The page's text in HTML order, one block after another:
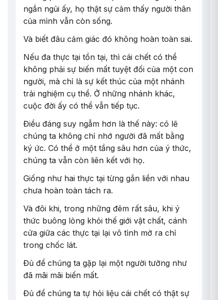
ngắn ngủi ấy, họ thật sự cảm thấy người thân
của mình vẫn còn sống.
Và biết đâu cảm giác đó không hoàn toàn sai.
Nếu đa thực tại tồn tại, thì cái chết có thể
không phải sự biến mất tuyệt đối của một con
người, mà chỉ là sự kết thúc của một nhánh
trải nghiệm cụ thể. Ở những nhánh khác,
cuộc đời ấy có thể vẫn tiếp tục.
Điều đáng suy ngẫm hơn là thế này: có lẽ
chúng ta không chỉ nhớ người đã mất bằng
ký ức. Có thể ở một tầng sâu hơn của ý thức,
chúng ta vẫn còn liên kết với họ.
Giống như hai thực tại từng gắn liền với nhau
chưa hoàn toàn tách ra.
Và đôi khi, trong những đêm rất sâu, khi ý
thức buông lỏng khỏi thế giới vật chất, cánh
cửa giữa các thực tại lại vô tình mở ra chỉ
trong chốc lát.
Đủ để chúng ta gặp lại một người tưởng như
đã mãi mãi biến mất.
Đủ để chúng ta tự hỏi liệu cái chết có thật sự